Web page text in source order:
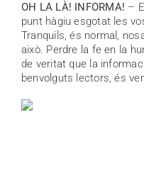
OH LA LÀ! INFORMA! –
punt hàgiu esgotat les
Tranquils, és normal,
això. Perdre la fe en la
de veritat que la
benvolguts lectors, és